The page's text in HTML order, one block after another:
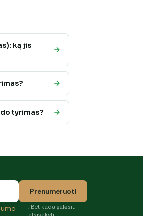
ką jis
tyrimas?
Prenumeruoti
. Bet kada galėsiu